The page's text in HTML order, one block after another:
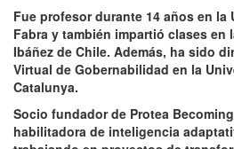
Fue profesor durante 14 años en la
Fabra y también impartió clases en
Ibáñez de Chile. Además, ha sido
Virtual de Gobernabilidad en la
Catalunya.
Socio fundador de Protea
habilitadora de inteligencia